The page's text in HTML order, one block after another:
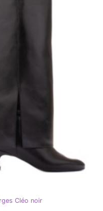
Cléo noir